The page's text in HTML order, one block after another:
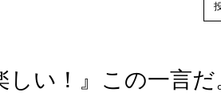
しい！』この一言